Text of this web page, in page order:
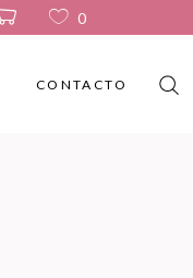
0
CONTACTO